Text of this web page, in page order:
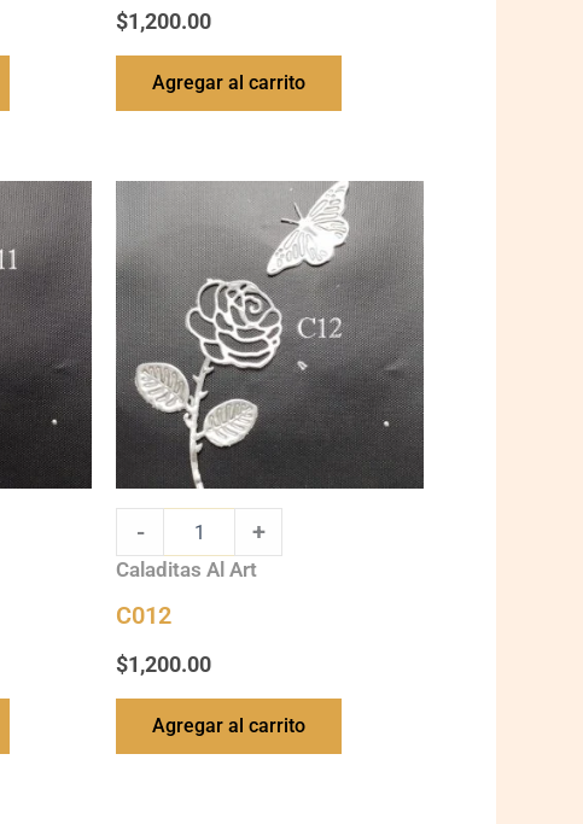
$1,200.00
Agregar al carrito
C012
quantity
- +
Caladitas Al Art
C012
$1,200.00
Agregar al carrito